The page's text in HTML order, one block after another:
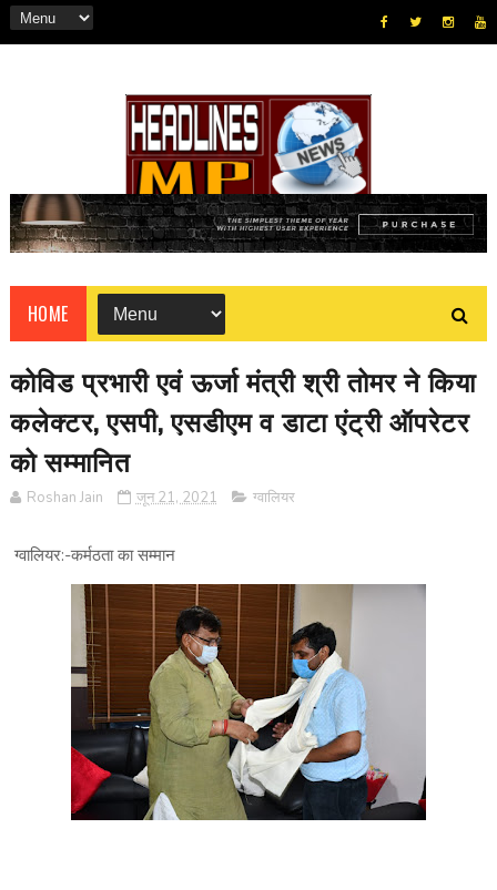
HOME
कोविड प्रभारी एवं ऊर्जा मंत्री श्री तोमर ने किया
कलेक्टर, एसपी, एसडीएम व डाटा एंट्री ऑपरेटर
को सम्मानित
Roshan Jain जून 21, 2021 ग्वालियर
ग्वालियर:-कर्मठता का सम्मान